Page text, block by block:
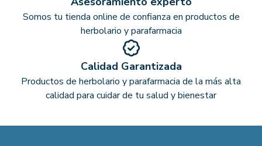
Somos tu tienda online de confianza en productos de
herbolario y parafarmacia
Calidad Garantizada
Productos de herbolario y parafarmacia de la más alta
calidad para cuidar de tu salud y bienestar